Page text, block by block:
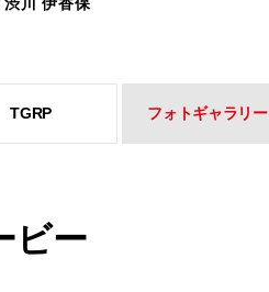
TGRP フォトギャラリー
ビー